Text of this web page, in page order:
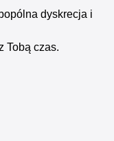
dyskrecja i
Tobą czas.